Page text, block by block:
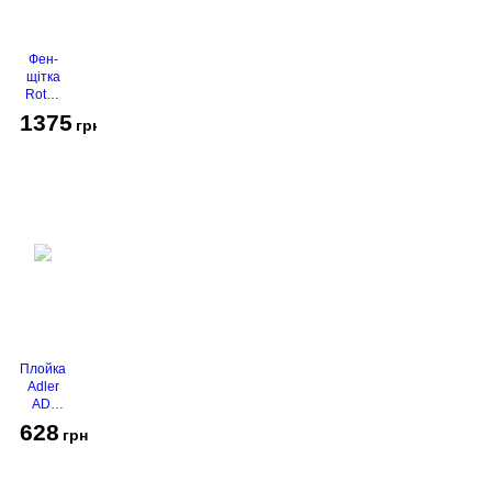
Фен-
щітка
Rotex
RHC-
490-T
1375 грн
Плойка
Adler
AD-
2116
628 грн